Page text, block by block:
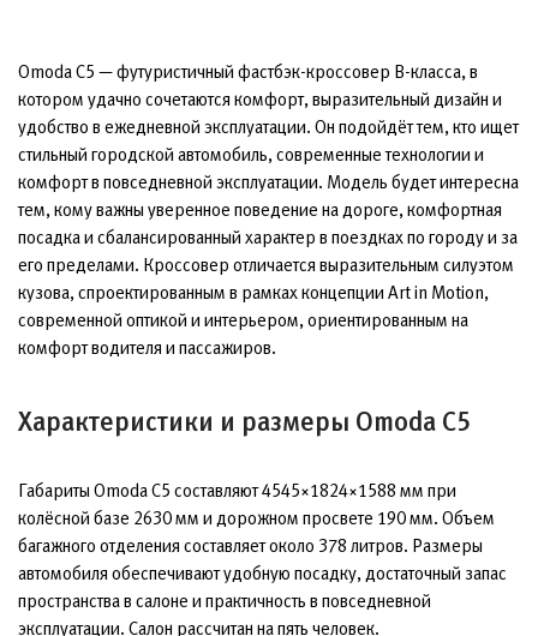
Omoda C5 — футуристичный фастбэк-кроссовер B-класса, в
котором удачно сочетаются комфорт, выразительный дизайн и
удобство в ежедневной эксплуатации. Он подойдёт тем, кто ищет
стильный городской автомобиль, современные технологии и
комфорт в повседневной эксплуатации. Модель будет интересна
тем, кому важны уверенное поведение на дороге, комфортная
посадка и сбалансированный характер в поездках по городу и за
его пределами. Кроссовер отличается выразительным силуэтом
кузова, спроектированным в рамках концепции Art in Motion,
современной оптикой и интерьером, ориентированным на
комфорт водителя и пассажиров.
Характеристики и размеры Omoda C5
Габариты Omoda C5 составляют 4545×1824×1588 мм при
колёсной базе 2630 мм и дорожном просвете 190 мм. Объем
багажного отделения составляет около 378 литров. Размеры
автомобиля обеспечивают удобную посадку, достаточный запас
пространства в салоне и практичность в повседневной
эксплуатации. Салон рассчитан на пять человек.